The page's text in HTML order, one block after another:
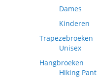
Dames
Kinderen
Trapezebroeken
Unisex
Hangbroeken
Hiking Pant